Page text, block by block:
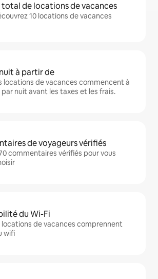
total de locations de vacances
10 locations de vacances
à partir de
locations de vacances commencent à
par nuit avant les taxes et les frais.
de voyageurs vérifiés
commentaires vérifiés pour vous
du Wi-Fi
locations de vacances comprennent
wifi